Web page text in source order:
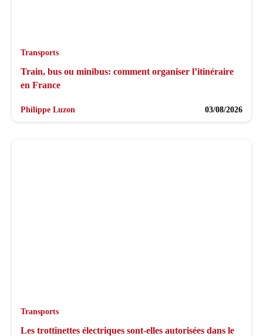
Transports
Train, bus ou minibus: comment organiser l’itinéraire
en France
Philippe Luzon 03/08/2026
Transports
Les trottinettes électriques sont-elles autorisées dans le